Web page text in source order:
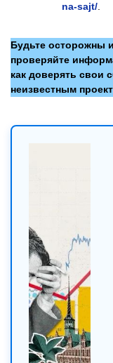
na-sajt/.
Будьте осторожны
проверяйте
как доверять свои
неизвестным